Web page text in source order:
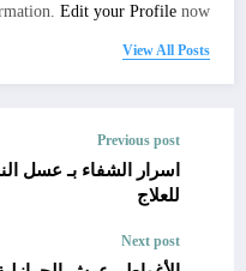
Edit your Profile now.
View All Posts
Previous post
للعلاج
Next post